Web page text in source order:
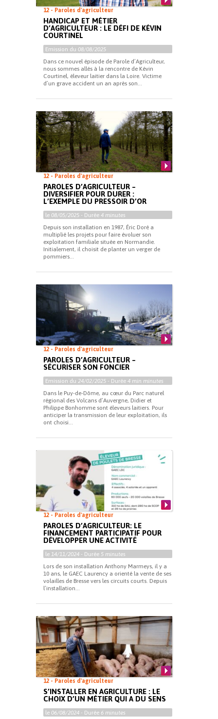
12 - Paroles d'agriculteur
HANDICAP ET MÉTIER
D’AGRICULTEUR : LE DÉFI DE KÉVIN
COURTINEL
Emission du 08/08/2025
Dans ce nouvel épisode de Parole d’Agriculteur,
nous sommes allés à la rencontre de Kévin
Courtinel, éleveur laitier dans la Loire. Victime
d’un grave accident un an après son...
12 - Paroles d'agriculteur
PAROLES D’AGRICULTEUR –
DIVERSIFIER POUR DURER :
L’EXEMPLE DU PRESSOIR D’OR
le 08/05/2025 - Durée 4 minutes
Depuis son installation en 1987, Éric Doré a
multiplié les projets pour faire évoluer son
exploitation familiale située en Normandie.
Initialement, il choisit de planter un verger de
pommiers...
12 - Paroles d'agriculteur
PAROLES D’AGRICULTEUR –
SÉCURISER SON FONCIER
Emission du 24/02/2025 - Durée 4 min minutes
Dans le Puy-de-Dôme, au cœur du Parc naturel
régional des Volcans d’Auvergne, Didier et
Philippe Bonhomme sont éleveurs laitiers. Pour
anticiper la transmission de leur exploitation, ils
ont choisi...
12 - Paroles d'agriculteur
PAROLES D’AGRICULTEUR: LE
FINANCEMENT PARTICIPATIF POUR
DÉVELOPPER UNE ACTIVITÉ
le 14/11/2024 - Durée 5 minutes
Lors de son installation Anthony Marmeys, il y a
10 ans, le GAEC Laurency a orienté la vente de ses
volailles de Bresse vers les circuits courts. Depuis
l’installation...
12 - Paroles d'agriculteur
S’INSTALLER EN AGRICULTURE : LE
CHOIX D’UN MÉTIER QUI A DU SENS
le 06/08/2024 - Durée 6 minutes